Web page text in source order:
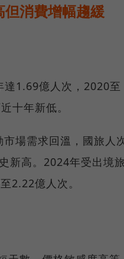
消費增幅趨緩
1.69億人次，2020至
十年新低。
場需求回溫，國旅人
新高。2024年受出境
2.22億人次。